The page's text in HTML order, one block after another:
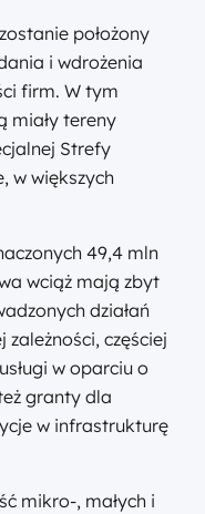
położony
i wdrożenia
firm. W tym
miały tereny
Strefy
w większych
49,4 mln
wciąż mają zbyt
działań
częściej
w oparciu o
granty dla
w infrastrukturę
mikro-, małych i